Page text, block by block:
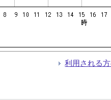
利用される